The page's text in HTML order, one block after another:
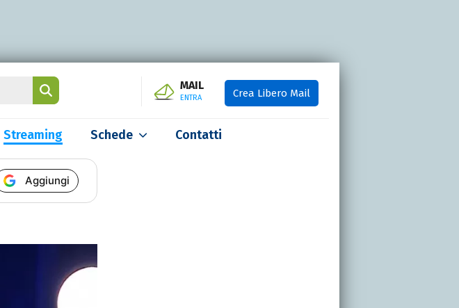
MAIL
ENTRA Crea Libero Mail
Streaming Schede Contatti
Aggiungi